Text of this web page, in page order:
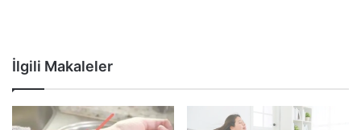
İlgili Makaleler